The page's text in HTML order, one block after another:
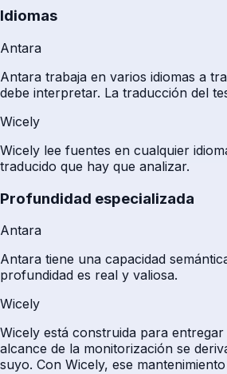
Idiomas
Antara
Antara trabaja en varios idiomas a
debe interpretar. La traducción del
Wicely
Wicely lee fuentes en cualquier
traducido que hay que analizar.
Profundidad especializada
Antara
Antara tiene una capacidad
profundidad es real y valiosa.
Wicely
Wicely está construida para
alcance de la monitorización se
suyo. Con Wicely, ese